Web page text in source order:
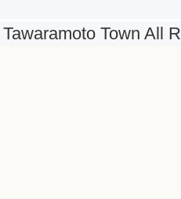
Town All